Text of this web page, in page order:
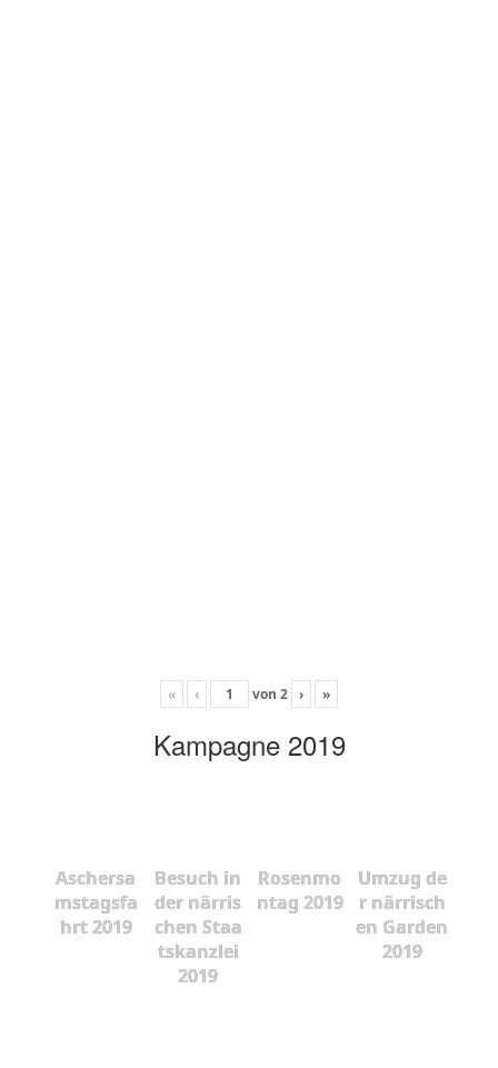
« ‹ von 2 › »
Kampagne 2019
Aschersa
mstagsfa
hrt 2019
Besuch in
der närris
chen Staa
tskanzlei
2019
Rosenmo
ntag 2019
Umzug de
r närrisch
en Garden
2019